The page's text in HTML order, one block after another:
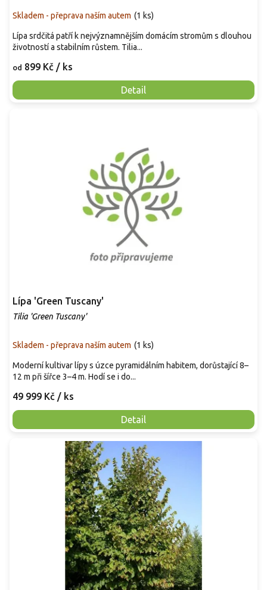
Skladem - přeprava naším autem (1 ks)
od 899 Kč / ks
Detail
Lípa srdčitá patří k nejvýznamnějším domácím stromům s dlouhou
životností a stabilním růstem. Tilia...
Lípa 'Green Tuscany'
Tilia 'Green Tuscany'
Skladem - přeprava naším autem (1 ks)
49 999 Kč / ks
Detail
Moderní kultivar lípy s úzce pyramidálním habitem, dorůstající 8–
12 m při šířce 3–4 m. Hodí se i do...